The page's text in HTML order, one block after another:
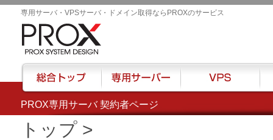
PROX専用サーバ 契約者ページ
専用サーバ・VPSサーバ・ドメイン取得ならPROXのサービス
トップ>
総合トップ 専用サーバー VPS ハ